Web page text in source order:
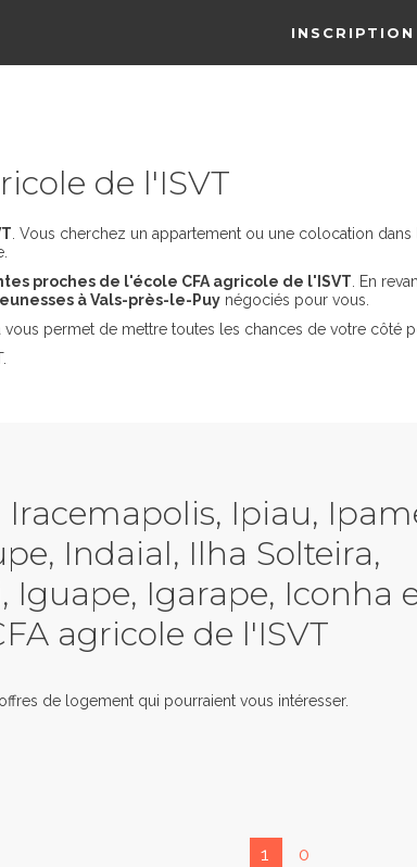
INSCRIPTION
de l'ISVT
. Vous cherchez un appartement ou une colocation
proches de l'école CFA agricole de l'ISVT . En
à Vals-près-le-Puy négociés pour vous.
permet de mettre toutes les chances de votre côté
Iracemapolis, Ipiau,
Indaial, Ilha Solteira,
Iguape, Igarape, Iconha
agricole de l'ISVT
de logement qui pourraient vous intéresser.
1 0